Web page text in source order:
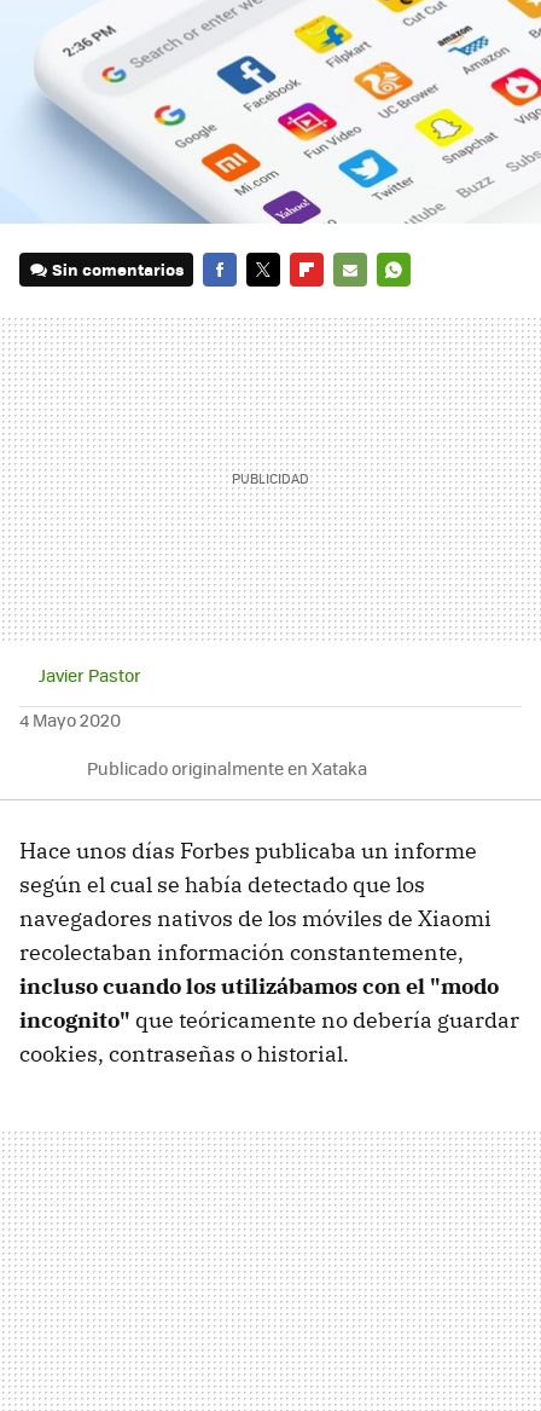
Sin comentarios
MAIL
Javier Pastor
4 Mayo 2020
Publicado originalmente en Xataka
Hace unos días Forbes publicaba un informe
según el cual se había detectado que los
navegadores nativos de los móviles de Xiaomi
recolectaban información constantemente,
incluso cuando los utilizábamos con el "modo
incognito" que teóricamente no debería guardar
cookies, contraseñas o historial.